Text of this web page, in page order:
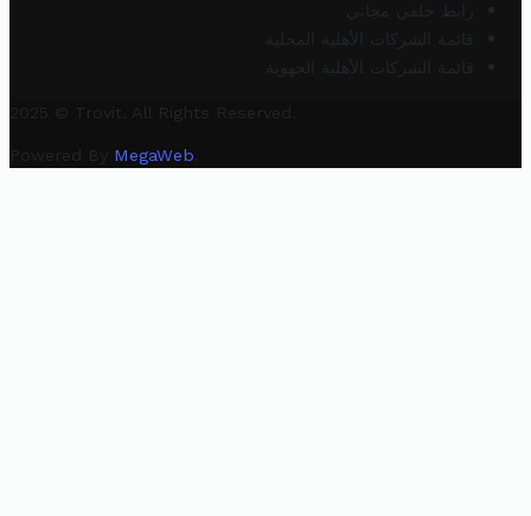
رابط خلفي مجاني
قائمة الشركات الأهلية المحلية
قائمة الشركات الأهلية الجهوية
2025 © Trovit. All Rights Reserved.
Powered By MegaWeb